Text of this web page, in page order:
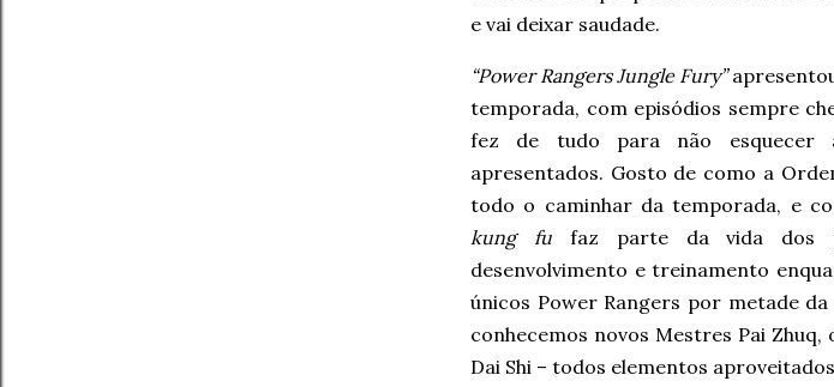
e vai deixar saudade.
“Power Rangers Jungle Fury”
temporada, com episódios sempre
fez de tudo para não esquecer
apresentados. Gosto de como a
todo o caminhar da temporada, e
kung fufaz parte da vida dos
desenvolvimento e treinamento
únicos Power Rangers por metade
conhecemos novos Mestres Pai
Dai Shi – todos elementos